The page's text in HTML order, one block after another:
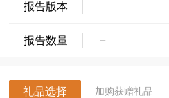
报告版本
报告数量 −
礼品选择 加购获赠礼品